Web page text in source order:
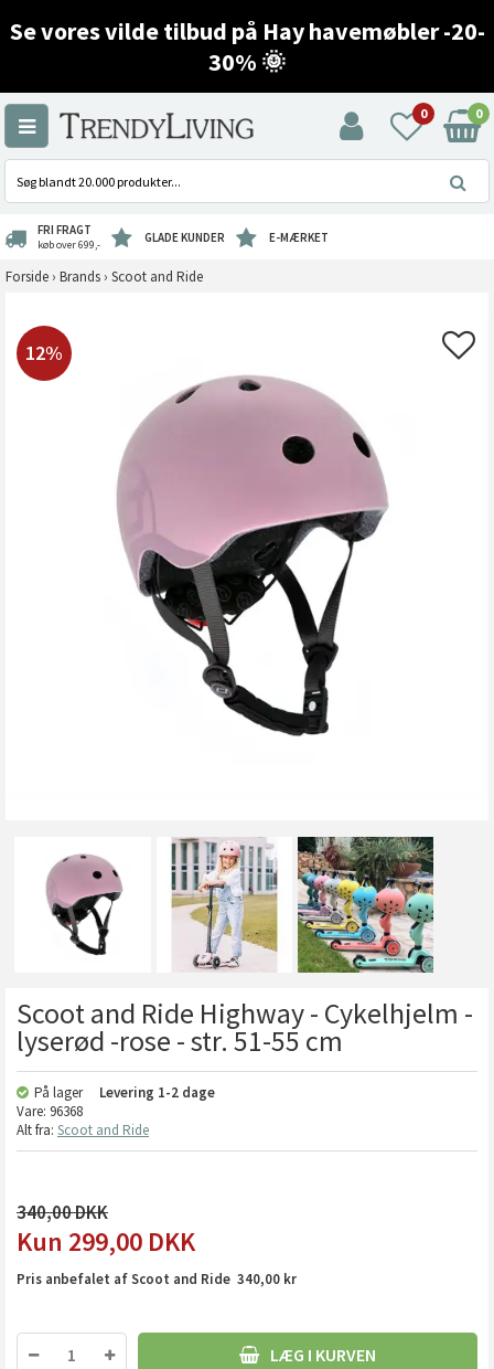
Se vores vilde tilbud på Hay havemøbler -20-
30% 🌞
0 0
FRI FRAGT
køb over 699,- GLADE KUNDER E-MÆRKET
Forside › Brands › Scoot and Ride
12%
Scoot and Ride Highway - Cykelhjelm -
lyserød -rose - str. 51-55 cm
På lager Levering 1-2 dage
Vare: 96368
Alt fra: Scoot and Ride
340,00
299,00 DKK
Pris anbefalet af Scoot and Ride 340,00 kr
LÆG I KURVEN